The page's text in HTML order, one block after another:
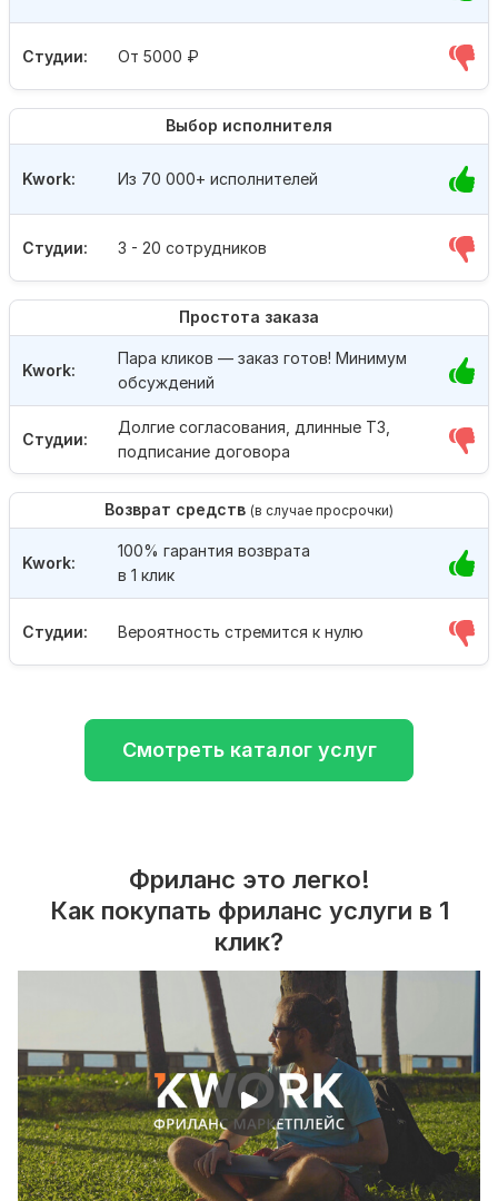
Студии: От 5000 ₽
Выбор исполнителя
Студии: 3 - 20 сотрудников
Kwork: Из 70 000+ исполнителей
Простота заказа
Студии:
Долгие согласования, длинные ТЗ,
подписание договора
Kwork:
Пара кликов — заказ готов! Минимум
обсуждений
Возврат средств (в случае просрочки)
Студии: Вероятность стремится к нулю
Kwork:
100% гарантия возврата
в 1 клик
Смотреть каталог услуг
Фриланс это легко!
Как покупать фриланс услуги в 1
клик?